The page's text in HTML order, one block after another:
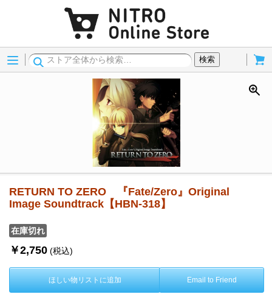
Menu
検索
RETURN TO ZERO 『Fate/Zero』Original
Image Soundtrack【HBN-318】
在庫切れ
￥2,750 (税込)
ほしい物リストに追加 Email to Friend